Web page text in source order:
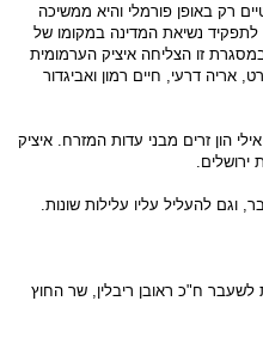
רק באופן פורמלי והיא ממשיכה
נשיאת המדינה במקומו של
זו הצליחה איציק הערמומית
אריה דרעי, חיים רמון ואביגדור
הון זרים מבני עדות המזרח. איציק
להעליל עליו עלילות שונות.
לשעבר ח"כ ראובן ריבלין, שר החוץ